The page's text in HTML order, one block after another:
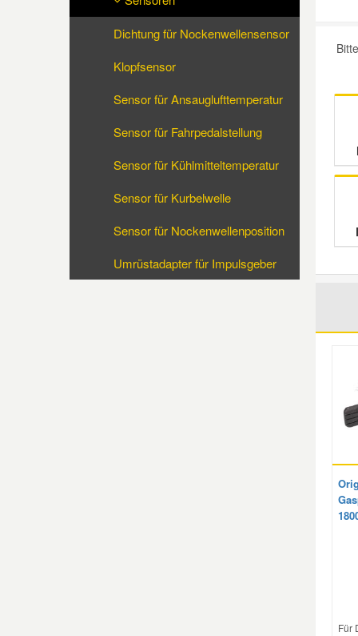
Dichtung für Nockenwellensensor
Klopfsensor
Sensor für Ansauglufttemperatur
Sensor für Fahrpedalstellung
Sensor für Kühlmitteltemperatur
Sensor für Kurbelwelle
Sensor für Nockenwellenposition
Umrüstadapter für Impulsgeber
Für
Scheibenreinigung
Zündanlage und Glühanlage
Karosserie Werkzeug
Werkstattbedarf
Daewoo Ersatzteile
Daihatsu Ersatzteile
Honda Ersatzteile
Jeep Ersatzteile